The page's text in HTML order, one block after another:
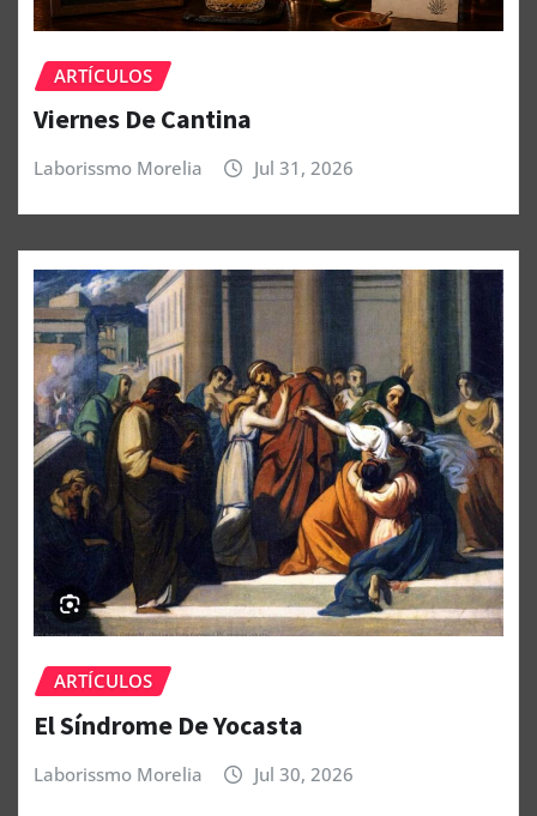
ARTÍCULOS
Viernes De Cantina
Laborissmo Morelia Jul 31, 2026
ARTÍCULOS
El Síndrome De Yocasta
Laborissmo Morelia Jul 30, 2026